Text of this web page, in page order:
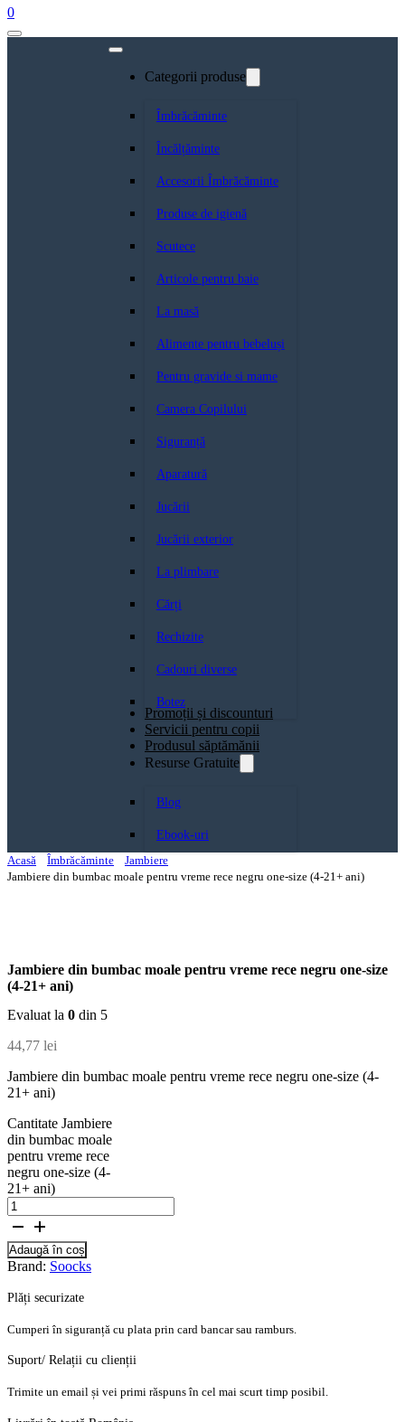
0
Categorii produse
Îmbrăcăminte
Încălțăminte
Accesorii Îmbrăcăminte
Produse de igienă
Scutece
Articole pentru baie
La masă
Alimente pentru bebeluși
Pentru gravide si mame
Camera Copilului
Siguranță
Aparatură
Jucării
Jucării exterior
La plimbare
Cărți
Rechizite
Cadouri diverse
Botez
Promoții și discounturi
Servicii pentru copii
Produsul săptămănii
Resurse Gratuite
Blog
Ebook-uri
Acasă
Îmbrăcăminte
Jambiere
Jambiere din bumbac moale pentru vreme rece negru one-size (4-21+ ani)
Jambiere din bumbac moale pentru vreme rece negru one-size
(4-21+ ani)
Evaluat la 0 din 5
44,77 lei
Jambiere din bumbac moale pentru vreme rece negru one-size (4-
21+ ani)
Cantitate Jambiere
din bumbac moale
pentru vreme rece
negru one-size (4-
21+ ani)
Adaugă în coș
Brand: Soocks
Plăți securizate
Cumperi în siguranță cu plata prin card bancar sau ramburs.
Suport/ Relații cu clienții
Trimite un email și vei primi răspuns în cel mai scurt timp posibil.